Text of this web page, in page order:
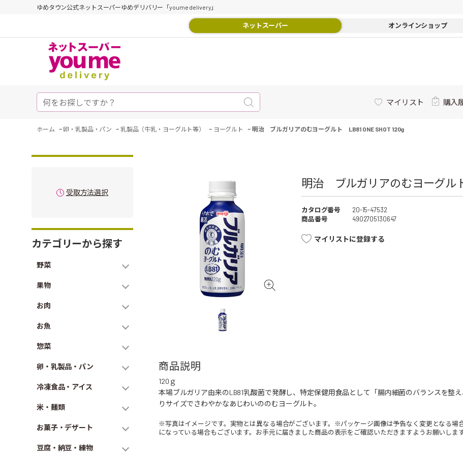
ゆめタウン公式ネットスーパーゆめデリバリー「youme delivery」
ネットスーパー オンラインショップ
マイリスト 購入
ホーム -卵・乳製品・パン - 乳製品（牛乳・ヨーグルト等） - ヨーグルト - 明治 ブルガリアのむヨーグルト LB81 ONE SHOT 120g
受取方法選択
カテゴリーから探す
野菜
果物
お肉
お魚
惣菜
卵・乳製品・パン
冷凍食品・アイス
米・麺類
お菓子・デザート
豆腐・納豆・練物
明治 ブルガリアのむヨーグル
カタログ番号
20-15-47532
商品番号
4902705130647
マイリストに登録する
商品説明
120ｇ
本場ブルガリア由来のLB81乳酸菌で発酵し、特定保健用食品として「腸内細菌のバランスを整
りサイズでさわやかなあじわいののむヨーグルト。
※写真はイメージです。実物とは異なる場合がございます。※パッケージ画像は予告なく変更となる場
になっている場合もございます。お手元に届きました商品の表示をご確認いただきますようお願いします